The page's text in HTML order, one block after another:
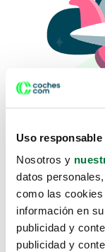
Uso
Nosotros y
datos
como las
información en
publicidad y
publicidad y
Lo
te